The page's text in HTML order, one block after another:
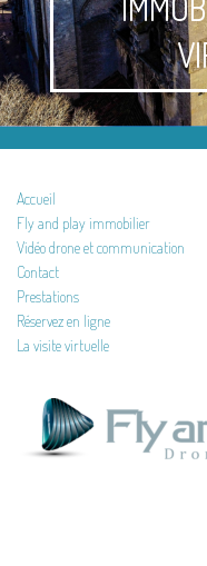
Accueil
Fly and play immobilier
Vidéo drone et communication
Contact
Prestations
Réservez en ligne
La visite virtuelle